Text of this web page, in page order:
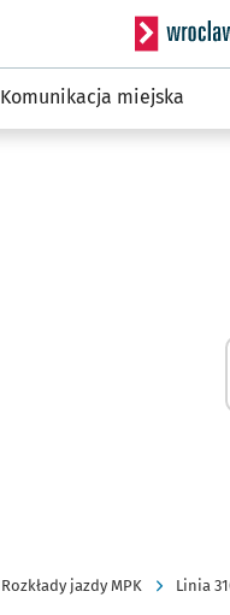
Serwis
Komunikacja miejska
Rozkłady jazdy MPK Linia